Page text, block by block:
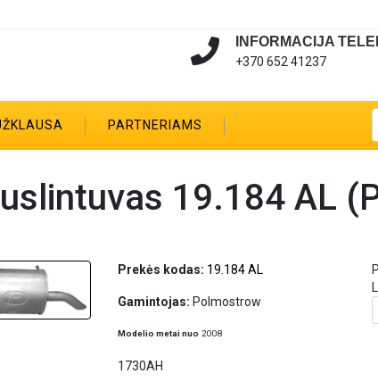
INFORMACIJA
+370 652 41237
PARTNERIAMS
19.184 AL
Prekės kodas: 19.184 AL
Gamintojas: Polmostrow
Modelio metai nuo 2008
1730AH